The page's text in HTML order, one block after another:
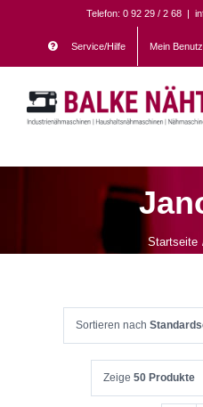
content
Telefon: 0 92 29 / 2 68 |
Service/Hilfe Mein
Startseite
Sortieren nach
Zeige 50 Produkte